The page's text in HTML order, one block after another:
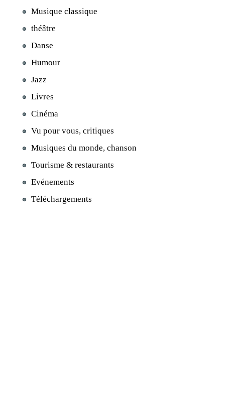
Musique classique
théâtre
Danse
Humour
Jazz
Livres
Cinéma
Vu pour vous, critiques
Musiques du monde, chanson
Tourisme & restaurants
Evénements
Téléchargements